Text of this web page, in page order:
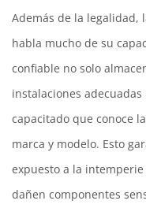
Además de la
habla mucho de su
confiable no solo
instalaciones
capacitado que conoce
marca y modelo. Esto
expuesto a la
dañen componentes